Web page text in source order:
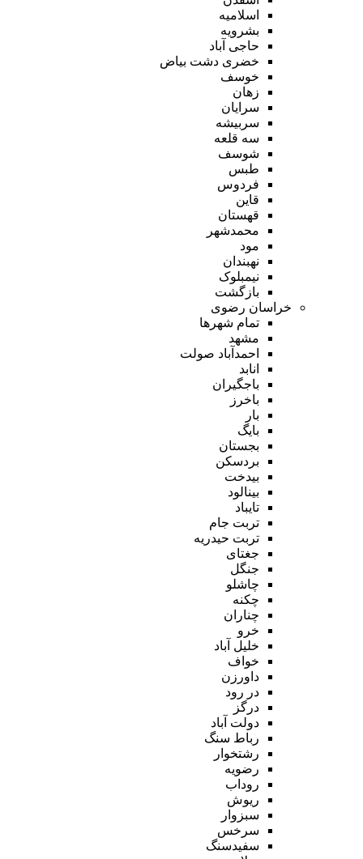
اسلامیه
بشرویه
حاجی آباد
خضری دشت بیاض
خوسف
زهان
سرایان
سربیشه
سه قلعه
شوسف
طبس
فردوس
قاین
قهستان
محمدشهر
مود
نهبندان
نیمبلوک
بازگشت
خراسان رضوی
تمام شهر‌ها
مشهد
احمدآباد صولت
انابد
باجگیران
باخرز
بار
بایگ
بجستان
بردسکن
بیدخت
بینالود
تایباد
تربت جام
تربت حیدریه
جغتای
جنگل
چاشلو
چکنه
چناران
خرو
خلیل آباد
خواف
داورزن
در رود
درگز
دولت آباد
رباط سنگ
رشتخوار
رضویه
روداب
ریوش
سبزوار
سرخس
سفیدسنگ